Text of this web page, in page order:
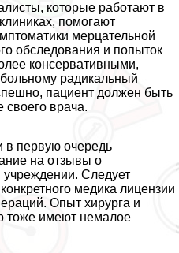
которые работают в
помогают
мерцательной
обследования и попыток
консервативными,
радикальный
пациент должен быть
врача.
в первую очередь
на отзывы о
Следует
медика лицензии
Опыт хирурга и
тоже имеют немалое